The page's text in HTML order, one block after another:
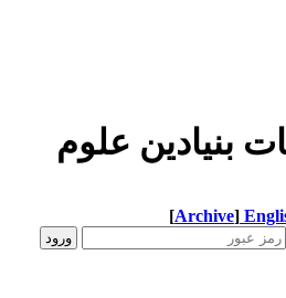
بنیادین علوم
[Archive]